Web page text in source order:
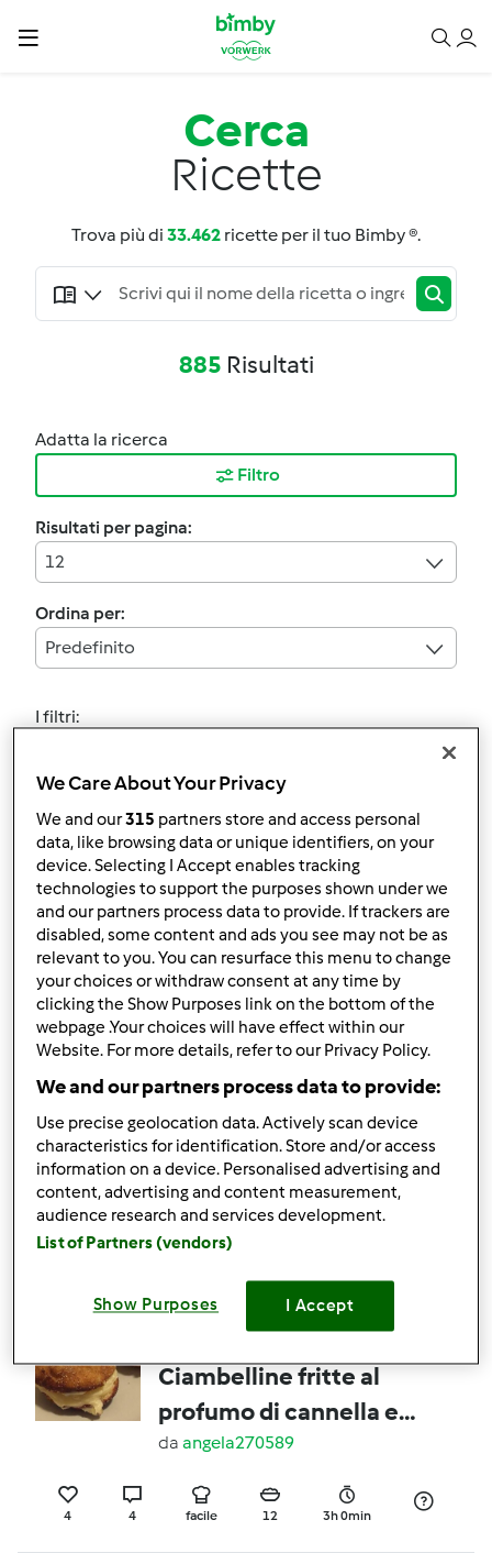
Cerca
Ricette
Trova più di 33.462 ricette per il tuo Bimby ®.
885 Risultati
Adatta la ricerca
Filtro
Risultati per pagina:
12
Ordina per:
Predefinito
I filtri:
5.0(2)
Rinfresco pasta madre
solida
dariky93
5 facile 4min
Biscotti cioccolato e
mandorle con grano
saraceno
daIlsolleticonelcuore
25 12min
Ciambelline fritte al
profumo di cannella e
vaniglia
da angela270589
4 4 facile 12 3h 0min
We Care About Your Privacy
We and our315 partners store and access personal
data, like browsing data or unique identifiers, on your
device. Selecting I Accept enables tracking
technologies to support the purposes shown under we
and our partners process data to provide. If trackers are
disabled, some content and ads you see may not be as
relevant to you. You can resurface this menu to change
your choices or withdraw consent at any time by
clicking the Show Purposes link on the bottom of the
webpage .Your choices will have effect within our
Website. For more details, refer to our Privacy Policy.
We and our partners process data to provide:
Use precise geolocation data. Actively scan device
characteristics for identification. Store and/or access
information on a device. Personalised advertising and
content, advertising and content measurement,
audience research and services development.
List of Partners (vendors)
Show Purposes I Accept